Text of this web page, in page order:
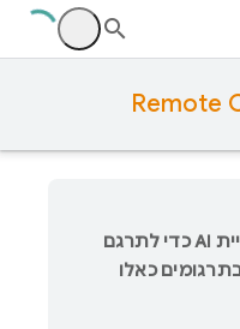
Remote
‫Google משתמשת בטכנולוגיית AI כדי לתרגם
כאלו